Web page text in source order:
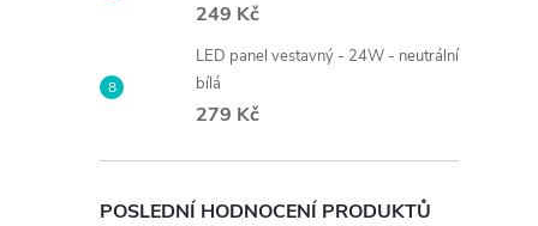
249 Kč
LED panel vestavný - 24W - neutrální
bílá
279 Kč
POSLEDNÍ HODNOCENÍ PRODUKTŮ